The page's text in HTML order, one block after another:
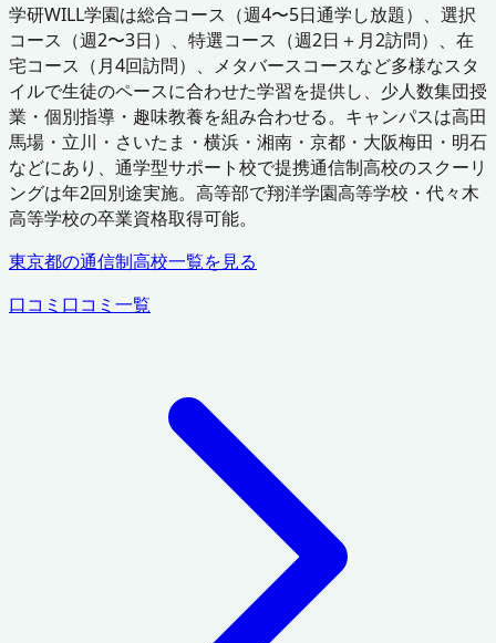
学研WILL学園は総合コース（週4〜5日通学し放題）、選択
コース（週2〜3日）、特選コース（週2日＋月2訪問）、在
宅コース（月4回訪問）、メタバースコースなど多様なスタ
イルで生徒のペースに合わせた学習を提供し、少人数集団授
業・個別指導・趣味教養を組み合わせる。キャンパスは高田
馬場・立川・さいたま・横浜・湘南・京都・大阪梅田・明石
などにあり、通学型サポート校で提携通信制高校のスクーリ
ングは年2回別途実施。高等部で翔洋学園高等学校・代々木
高等学校の卒業資格取得可能。
東京都の通信制高校一覧を見る
口コミ 口コミ一覧